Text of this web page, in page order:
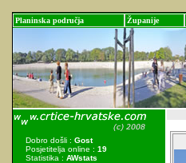
Planinska područja Županije
Dobro došli : Gost
Posjetitelja online : 19
Statistika : AWstats